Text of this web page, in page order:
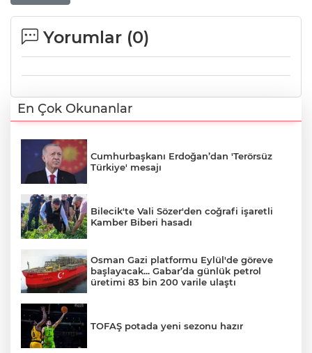
Yorumlar (0)
En Çok Okunanlar
Cumhurbaşkanı Erdoğan’dan 'Terörsüz
Türkiye' mesajı
Bilecik'te Vali Sözer'den coğrafi işaretli
Kamber Biberi hasadı
Osman Gazi platformu Eylül'de göreve
başlayacak... Gabar’da günlük petrol
üretimi 83 bin 200 varile ulaştı
TOFAŞ potada yeni sezonu hazır